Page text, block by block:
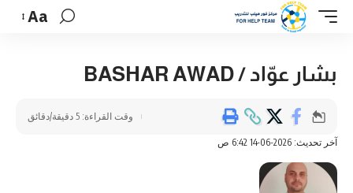
Aa
بشار عوّاد / BASHAR AWAD
آخر تحديث: 2026-06-14 6:42 ص
وقت القراءة: 5 دقيقة/دقائق